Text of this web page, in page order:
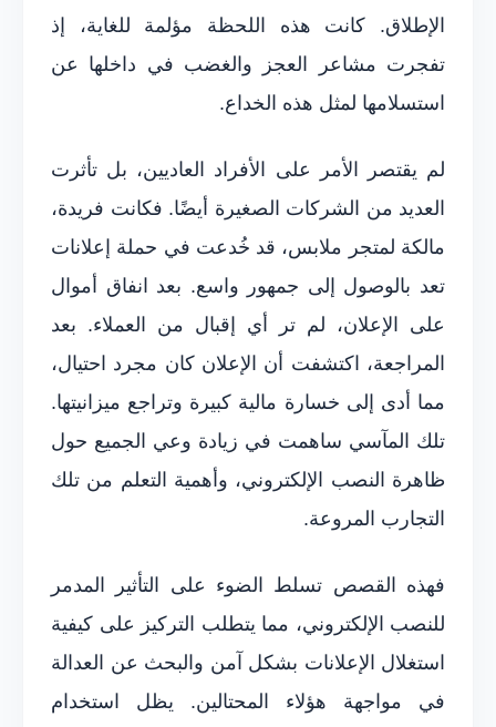
الإطلاق. كانت هذه اللحظة مؤلمة للغاية، إذ
تفجرت مشاعر العجز والغضب في داخلها عن
استسلامها لمثل هذه الخداع.
لم يقتصر الأمر على الأفراد العاديين، بل تأثرت
العديد من الشركات الصغيرة أيضًا. فكانت فريدة،
مالكة لمتجر ملابس، قد خُدعت في حملة إعلانات
تعد بالوصول إلى جمهور واسع. بعد انفاق أموال
على الإعلان، لم تر أي إقبال من العملاء. بعد
المراجعة، اكتشفت أن الإعلان كان مجرد احتيال،
مما أدى إلى خسارة مالية كبيرة وتراجع ميزانيتها.
تلك المآسي ساهمت في زيادة وعي الجميع حول
ظاهرة النصب الإلكتروني، وأهمية التعلم من تلك
التجارب المروعة.
فهذه القصص تسلط الضوء على التأثير المدمر
للنصب الإلكتروني، مما يتطلب التركيز على كيفية
استغلال الإعلانات بشكل آمن والبحث عن العدالة
في مواجهة هؤلاء المحتالين. يظل استخدام